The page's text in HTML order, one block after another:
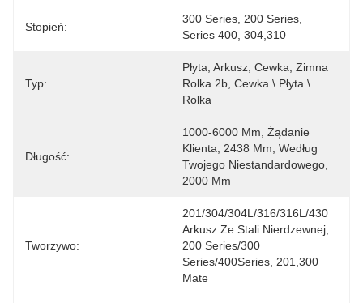
Stopień:
300 Series, 200 Series,
Series 400, 304,310
Typ:
Płyta, Arkusz, Cewka, Zimna
Rolka 2b, Cewka \ Płyta \
Rolka
Długość:
1000-6000 Mm, Żądanie
Klienta, 2438 Mm, Według
Twojego Niestandardowego,
2000 Mm
Tworzywo:
201/304/304L/316/316L/430
Arkusz Ze Stali Nierdzewnej,
200 Series/300
Series/400Series, 201,300
Mate